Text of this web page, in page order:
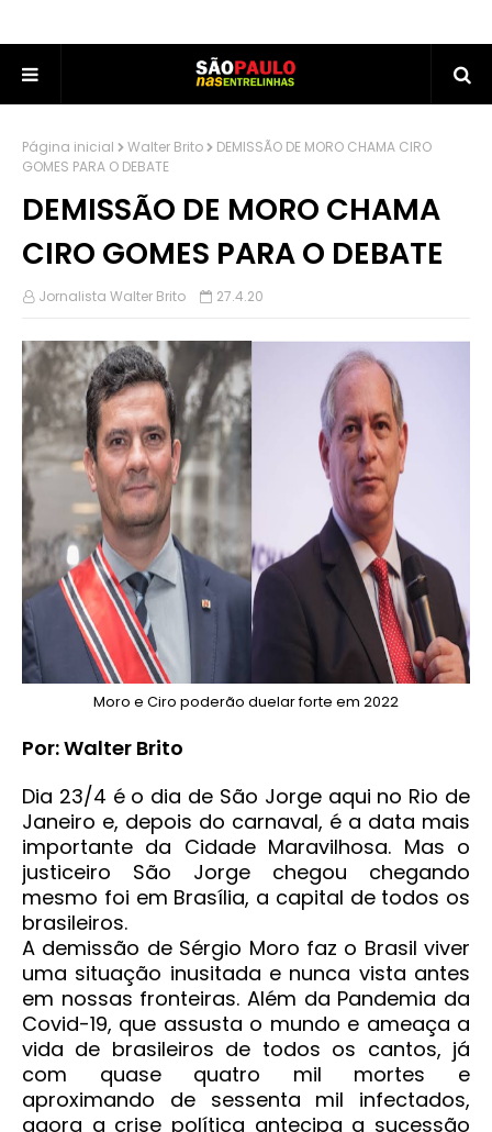
Página inicial Walter Brito
DEMISSÃO DE MORO CHAMA CIRO
GOMES PARA O DEBATE
DEMISSÃO DE MORO CHAMA
CIRO GOMES PARA O DEBATE
Jornalista Walter Brito 27.4.20
Moro e Ciro poderão duelar forte em 2022
Por: Walter Brito
Dia 23/4 é o dia de São Jorge aqui no Rio de
Janeiro e, depois do carnaval, é a data mais
importante da Cidade Maravilhosa. Mas o
justiceiro São Jorge chegou chegando
mesmo foi em Brasília, a capital de todos os
brasileiros.
A demissão de Sérgio Moro faz o Brasil viver
uma situação inusitada e nunca vista antes
em nossas fronteiras. Além da Pandemia da
Covid-19, que assusta o mundo e ameaça a
vida de brasileiros de todos os cantos, já
com quase quatro mil mortes e
aproximando de sessenta mil infectados,
agora a crise política antecipa a sucessão